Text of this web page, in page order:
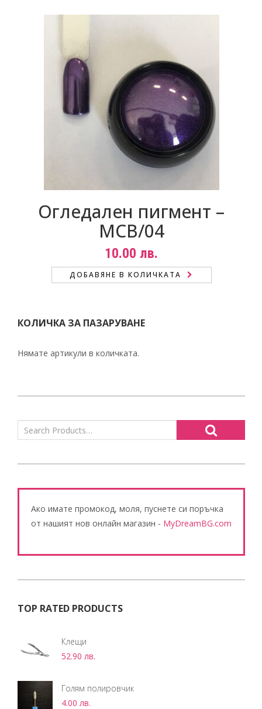
Огледален пигмент –
MCB/04
10.00 лв.
ДОБАВЯНЕ В КОЛИЧКАТА
КОЛИЧКА ЗА ПАЗАРУВАНЕ
Нямате артикули в количката.
Ако имате промокод, моля, пуснете си поръчка
от нашият нов онлайн магазин - MyDreamBG.com
TOP RATED PRODUCTS
Клещи
52.90 лв.
Голям полировчик
4.00 лв.